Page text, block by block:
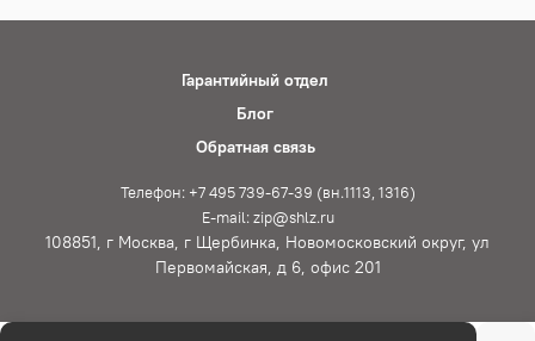
Гарантийный отдел
Блог
Обратная связь
Телефон: +7 495 739-67-39 (вн.1113, 1316)
E-mail: zip@shlz.ru
108851, г Москва, г Щербинка, Новомосковский округ, ул
Первомайская, д 6, офис 201